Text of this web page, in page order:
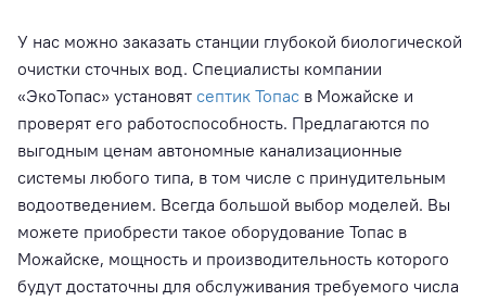
У нас можно заказать станции глубокой биологической
очистки сточных вод. Специалисты компании
«ЭкоТопас» установят септик Топас в Можайске и
проверят его работоспособность. Предлагаются по
выгодным ценам автономные канализационные
системы любого типа, в том числе с принудительным
водоотведением. Всегда большой выбор моделей. Вы
можете приобрести такое оборудование Топас в
Можайске, мощность и производительность которого
будут достаточны для обслуживания требуемого числа